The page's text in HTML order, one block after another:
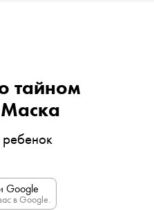
тайном
Google
в Google.